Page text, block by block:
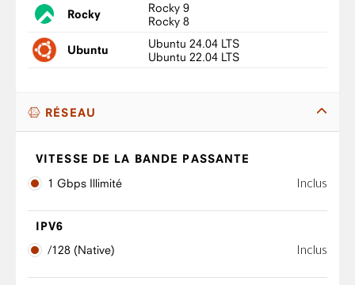
Rocky
Rocky 9
Rocky 8
Ubuntu
Ubuntu 24.04 LTS
Ubuntu 22.04 LTS
RÉSEAU
VITESSE DE LA BANDE PASSANTE
1 Gbps Illimité
Inclus
IPV6
/128 (Native)
Inclus